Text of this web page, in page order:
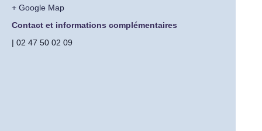
+ Google Map
Contact et informations complémentaires
| 02 47 50 02 09